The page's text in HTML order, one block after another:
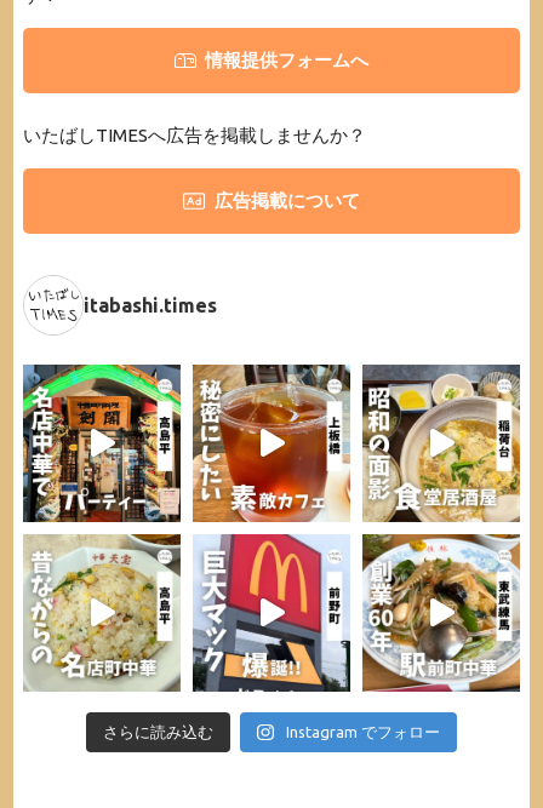
情報提供フォームへ
いたばしTIMESへ広告を掲載しませんか？
広告掲載について
itabashi.times
さらに読み込む Instagram でフォロー